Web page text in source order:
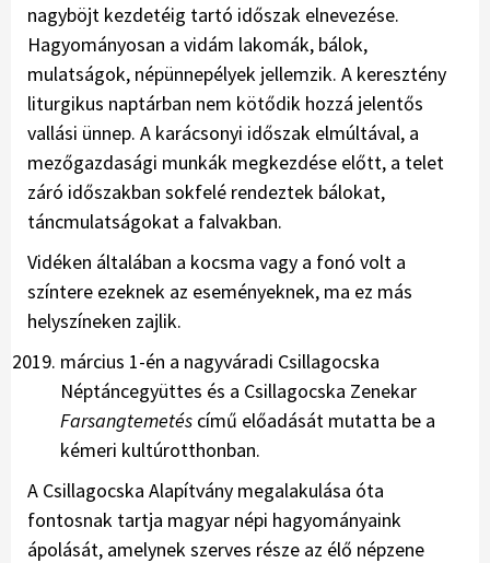
nagyböjt kezdetéig tartó időszak elnevezése.
Hagyományosan a vidám lakomák, bálok,
mulatságok, népünnepélyek jellemzik. A keresztény
liturgikus naptárban nem kötődik hozzá jelentős
vallási ünnep. A karácsonyi időszak elmúltával, a
mezőgazdasági munkák megkezdése előtt, a telet
záró időszakban sokfelé rendeztek bálokat,
táncmulatságokat a falvakban.
Vidéken általában a kocsma vagy a fonó volt a
színtere ezeknek az eseményeknek, ma ez más
helyszíneken zajlik.
március 1-én a nagyváradi Csillagocska
Néptáncegyüttes és a Csillagocska Zenekar
Farsangtemetés című előadását mutatta be a
kémeri kultúrotthonban.
A Csillagocska Alapítvány megalakulása óta
fontosnak tartja magyar népi hagyományaink
ápolását, amelynek szerves része az élő népzene